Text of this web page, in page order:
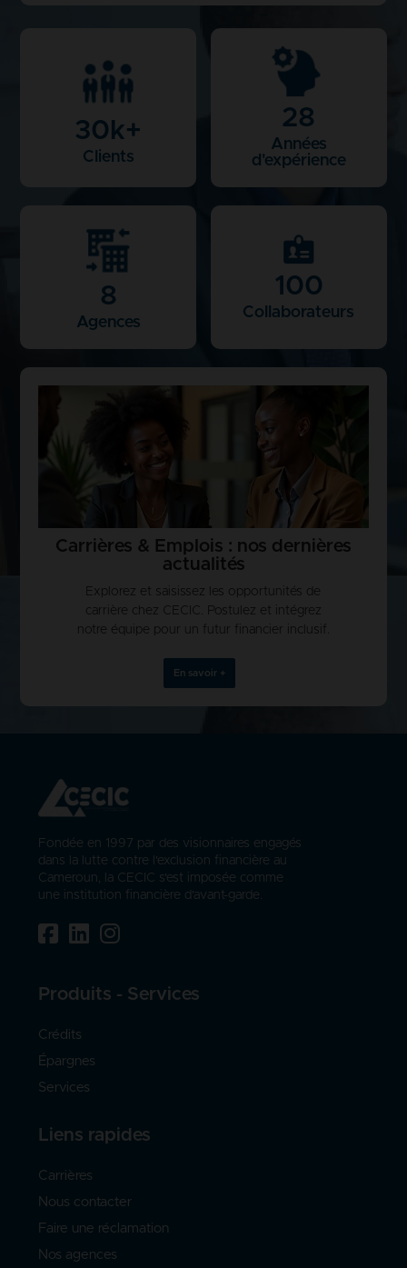
30 k+
Clients
28
Années
d'expérience
8
Agences
100
Collaborateurs
Carrières & Emplois : nos dernières
actualités
Explorez et saisissez les opportunités de
carrière chez CECIC. Postulez et intégrez
notre équipe pour un futur financier inclusif.
En savoir +
Fondée en 1997 par des visionnaires engagés
dans la lutte contre l'exclusion financière au
Cameroun, la CECIC s'est imposée comme
une institution financière d'avant-garde.
Produits - Services
Crédits
Épargnes
Services
Liens rapides
Carrières
Nous contacter
Faire une réclamation
Nos agences